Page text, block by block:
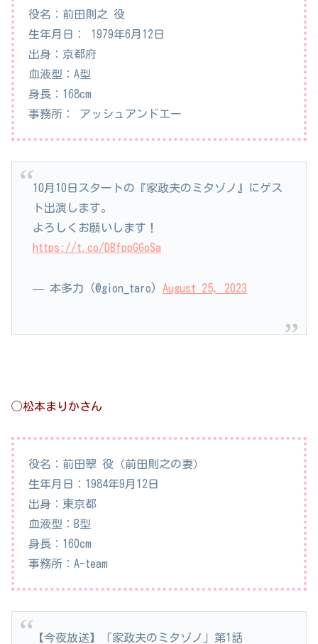
役名：前田則之 役
生年月日： 1979年6月12日
出身：京都府
血液型：A型
身長：168cm
事務所： アッシュアンドエー
10月10日スタートの『家政夫のミタゾノ』にゲス
ト出演します。
よろしくお願いします！
https://t.co/DBfppGGoSa
— 本多力 (@gion_taro) August 25, 2023
◯松本まりかさん
役名：前田翠 役（前田則之の妻）
生年月日：1984年9月12日
出身：東京都
血液型：B型
身長：160cm
事務所：A-team
【今夜放送】「家政夫のミタゾノ」第1話